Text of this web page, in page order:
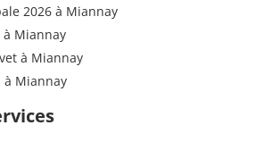
2026 à Miannay
à Miannay
à Miannay
à Miannay